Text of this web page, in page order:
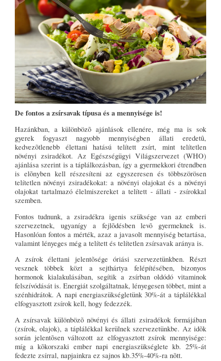
De fontos a zsírsavak típusa és a mennyisége is!
Hazánkban, a különbözõ ajánlások ellenére, még ma is sok
gyerek fogyaszt nagyobb mennyiségben állati eredetû,
kedvezõtlenebb élettani hatású telített zsírt, mint telítetlen
növényi zsiradékot. Az Egészségügyi Világszervezet (WHO)
ajánlása szerint is a táplálkozásban, így a gyermekkori étrendben
is elõnyben kell részesíteni az egyszeresen és többszörösen
telítetlen növényi zsiradékokat: a növényi olajokat és a növényi
olajokat tartalmazó élelmiszereket a telített - állati - zsírokkal
szemben.
Fontos tudnunk, a zsiradékra igenis szüksége van az emberi
szervezetnek, ugyanígy a fejlõdésben levõ gyermeknek is.
Hasonlóan fontos a mérték, azaz a javasolt mennyiség betartása,
valamint lényeges még a telített és telítetlen zsírsavak aránya is.
A zsírok élettani jelentõsége óriási szervezetünkben. Részt
vesznek többek közt a sejthártya felépítésében, bizonyos
hormonok kialakulásában, segítik a zsírban oldódó vitaminok
felszívódását is. Energiát szolgáltatnak, lényegesen többet, mint a
szénhidrátok. A napi energiaszükségletünk 30%-át a táplálékkal
elfogyasztott zsírok kell, hogy fedezzék.
A zsírsavak különbözõ növényi és állati zsiradékok formájában
(zsírok, olajok), a táplálékkal kerülnek szervezetünkbe. Az idõk
során jelentõsen változott az elfogyasztott zsírok mennyisége:
míg a kõkorszaki ember napi energiaszükséglete kb. 25%-át
fedezte zsírral, napjainkra ez sajnos kb.35%-40%-ra nõtt.